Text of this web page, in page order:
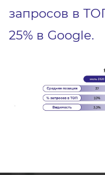
запросов в
25% в Google.